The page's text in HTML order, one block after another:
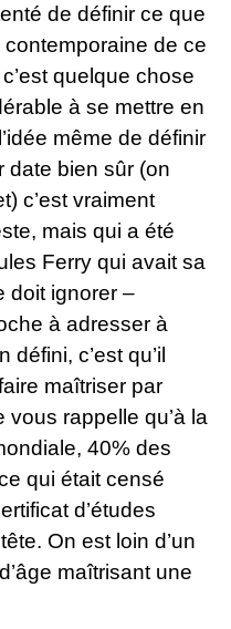
de définir ce que
de ce
quelque chose
à se mettre en
même de définir
date bien sûr (on
c’est vraiment
mais qui a été
Ferry qui avait sa
doit ignorer –
à adresser à
défini, c’est qu’il
maîtriser par
vous rappelle qu’à la
40% des
qui était censé
d’études
On est loin d’un
maîtrisant une